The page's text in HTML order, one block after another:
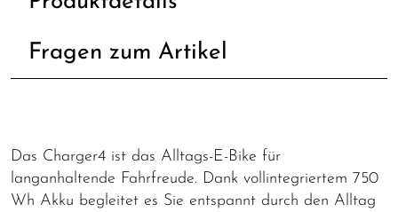
Fragen zum Artikel
Das Charger4 ist das Alltags-E-Bike für
langanhaltende Fahrfreude. Dank vollintegriertem 750
Wh Akku begleitet es Sie entspannt durch den Alltag